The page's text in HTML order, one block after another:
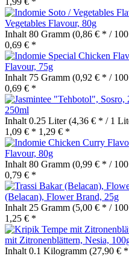
Vegetables Flavour, 80g
Inhalt 80 Gramm (0,86 € * /
0,69 € *
Flavour, 75g
Inhalt 75 Gramm (0,92 € * /
0,69 € *
250ml
Inhalt 0.25 Liter(4,36 € * / 1
1,09 € * 1,29 € *
Flavour, 80g
Inhalt 80 Gramm (0,99 € * /
0,79 € *
(Belacan), Flower Brand, 25g
Inhalt 25 Gramm (5,00 € * /
1,25 € *
mit Zitronenblättern, Nesia,
Inhalt 0.1 Kilogramm (27,90 €